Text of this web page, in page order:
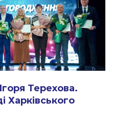
Терехова.
Харківського